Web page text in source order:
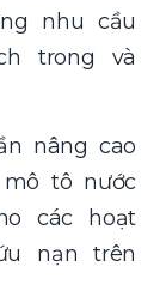
nhu cầu
trong và
nâng cao
tô nước
các hoạt
nạn trên